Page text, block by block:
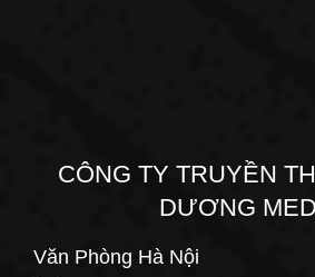
CÔNG TY TRUYỀN
DƯƠNG
Văn Phòng Hà Nội